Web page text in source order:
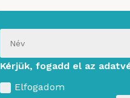
Kérjük, fogadd el az
Elfogadom